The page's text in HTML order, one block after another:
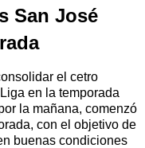
San José
el cetro
en la temporada
la mañana, comenzó
con el objetivo de
buenas condiciones